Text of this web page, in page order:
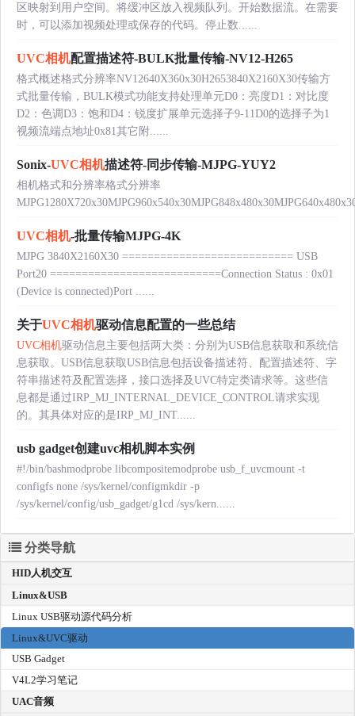
区映射到用户空间。将缓冲区放入视频队列。开始数据流。在需要
时，可以添加视频处理或保存的代码。停止数......
UVC相机配置描述符-BULK批量传输-NV12-H265
格式概述格式分辨率NV12640X360x30H2653840X2160X30传输方
式批量传输，BULK模式功能支持处理单元D0：亮度D1：对比度
D2：色调D3：饱和D4：锐度扩展单元选择子9-11D0的选择子为1
视频流端点地址0x81其它附......
Sonix-UVC相机描述符-同步传输-MJPG-YUY2
相机格式和分辨率格式分辨率
UVC相机-批量传输MJPG-4K
MJPG 3840X2160X30 =========================== USB
Port20 ===========================Connection Status : 0x01
(Device is connected)Port ......
关于UVC相机驱动信息配置的一些总结
UVC相机驱动信息主要包括两大类：分别为USB信息获取和系统信
息获取。USB信息获取USB信息包括设备描述符、配置描述符、字
符串描述符及配置选择，接口选择及UVC特定类请求等。这些信
息都是通过IRP_MJ_INTERNAL_DEVICE_CONTROL请求实现
的。其具体对应的是IRP_MJ_INT......
usb gadget创建uvc相机脚本实例
#!/bin/bashmodprobe libcompositemodprobe usb_f_uvcmount -t
configfs none /sys/kernel/configmkdir -p
/sys/kernel/config/usb_gadget/g1cd /sys/kern......
分类导航
HID人机交互
Linux&USB
Linux USB驱动源代码分析
Linux&UVC驱动
USB Gadget
V4L2学习笔记
UAC音频